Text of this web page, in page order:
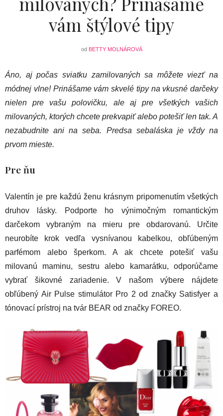
vám štýlové tipy
od BETTY MOLNÁROVÁ
Áno, aj počas sviatku zamilovaných sa môžete viezť na
módnej vlne! Prinášame vám skvelé tipy na vkusné darčeky
nielen pre vašu polovičku, ale aj pre všetkých vašich
milovaných, ktorých chcete prekvapiť alebo potešiť len tak. A
nezabudnite ani na seba. Predsa sebaláska je vždy na
prvom mieste.
Pre ňu
Valentín je pre každú ženu krásnym pripomenutím všetkých
druhov lásky. Podporte ho výnimočným romantickým
darčekom vybraným na mieru pre obdarovanú. Určite
neurobíte krok vedľa vysnívanou kabelkou, obľúbeným
parfémom alebo šperkom. A ak chcete potešiť vašu
milovanú maminu, sestru alebo kamarátku, odporúčame
vybrať šikovné zariadenie. V našom výbere nájdete
obľúbený Air Pulse stimulátor Pro 2 od značky Satisfyer a
tónovací prístroj na tvár BEAR od značky FOREO.